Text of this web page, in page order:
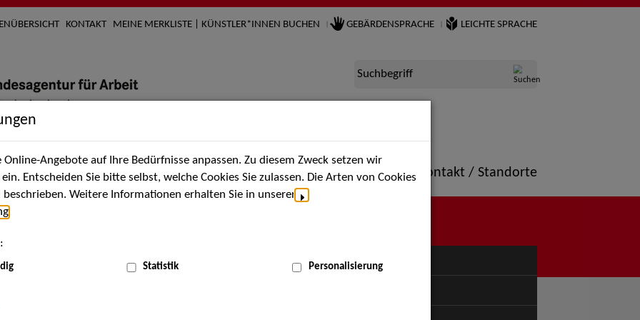
KONTAKT MEINE MERKLISTE | KÜNSTLER*INNEN BUCHEN GEBÄRDENSPRACHE LEICHTE SPRACHE
Suchbegriff
Künstler*innen Über uns Aktuelles Termine Portfolio Kontakt / Standorte
MENÜ
Angebote auf Ihre Bedürfnisse anpassen. Zu diesem Zweck setzen wir
Entscheiden Sie bitte selbst, welche Cookies Sie zulassen. Die Arten von Cookies
Weitere Informationen erhalten Sie in unserer
Statistik Personalisierung